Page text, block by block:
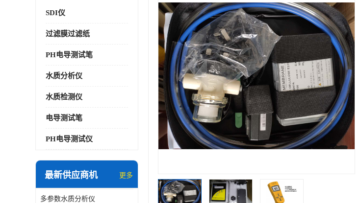
SDI仪
过滤膜过滤纸
PH电导测试笔
水质分析仪
水质检测仪
电导测试笔
PH电导测试仪
最新供应商机 更多
多参数水质分析仪